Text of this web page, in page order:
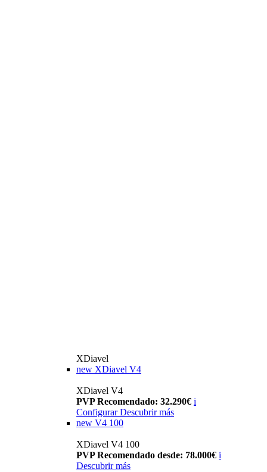
XDiavel
new XDiavel V4
XDiavel V4
PVP Recomendado: 32.290€ i
Configurar Descubrir más
new V4 100
XDiavel V4 100
PVP Recomendado desde: 78.000€ i
Descubrir más